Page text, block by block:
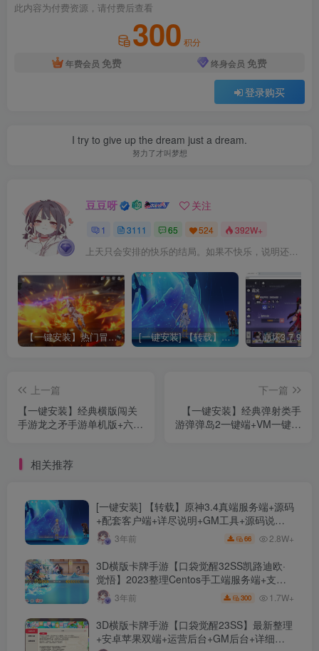
此内容为付费资源，请付费后查看
300 积分
年费会员 免费 终身会员 免费
登录购买
I try to give up the dream just a dream.
努力了才叫梦想
豆豆呀 关注
1 3111 65 524 392W+
上天只会安排的快乐的结局。如果不快乐，说明还不是最后结局
【一键安装】热门冒险策略类游戏崩坏：星穹铁道全新2.3版本一键端+一键代理+一键启动+免虚拟机 [一键安装] 【转载】原神3.4真端服务端+源码+配套客户端+详尽说明+GM工具+源码说明文件
上一篇
【一键安装】经典横版闯关
手游龙之矛手游单机版+六职
置作弊器
下一篇
【一键安装】经典弹射类手
游弹弹岛2一键端+VM一键端
相关推荐
[一键安装] 【转载】原神3.4真端服务端+源码
+配套客户端+详尽说明+GM工具+源码说明
文件3年前 66 2.8W+
3D横版卡牌手游【口袋觉醒32SS凯路迪欧·
觉悟】2023整理Centos手工端服务端+支付
对接+安卓苹果双端+运营后台+GM授权后台
+代理后台
3年前 300 1.7W+
3D横版卡牌手游【口袋觉醒23SS】最新整理
+安卓苹果双端+运营后台+GM后台+详细搭